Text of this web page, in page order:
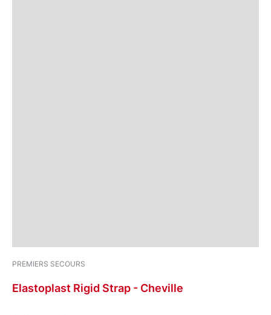
PREMIERS SECOURS
Elastoplast Rigid Strap - Cheville